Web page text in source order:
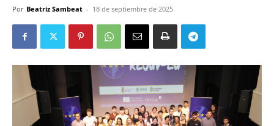
Por Beatriz Sambeat - 18 de septiembre de 2025